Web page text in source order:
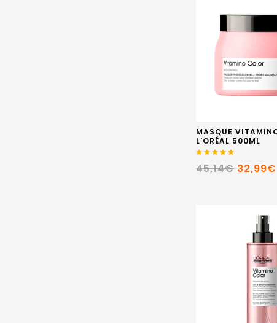
MASQUE
L'ORÉAL 500ML
45,14€ 32,99€